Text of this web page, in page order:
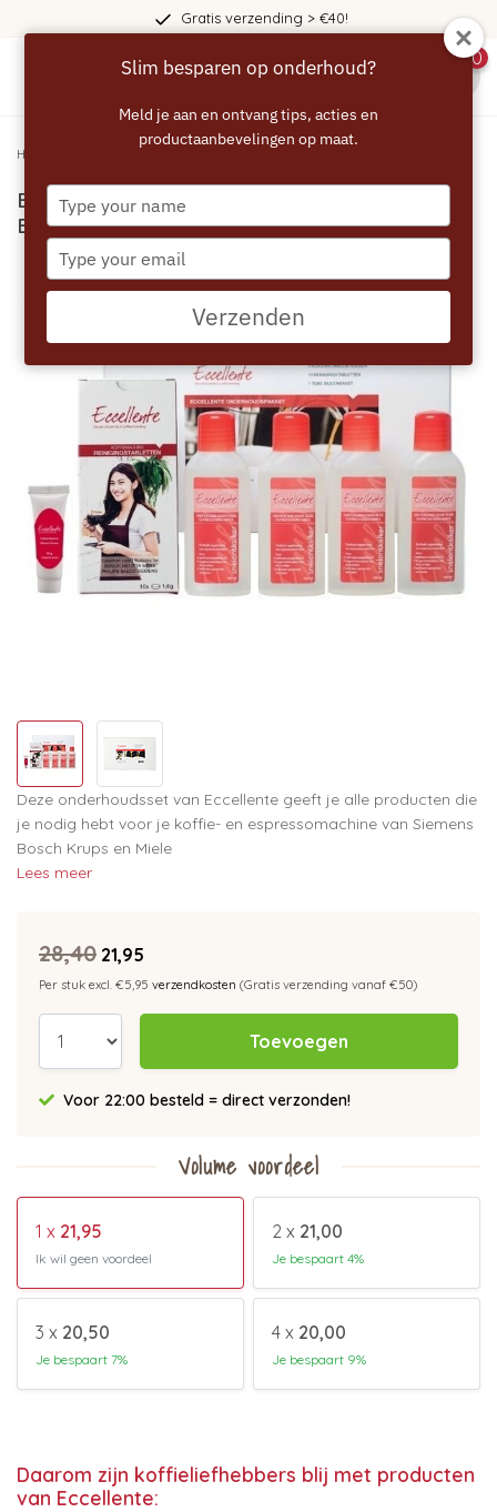
Gratis verzending > €40!
0
Home
ECCELLENTE Onderhoudspakket Siemens
Bosch Krups Miele
Deze onderhoudsset van Eccellente geeft je alle producten die
je nodig hebt voor je koffie- en espressomachine van Siemens
Bosch Krups en Miele
Lees meer
28,40 21,95
Per stuk excl. €5,95 verzendkosten (Gratis verzending vanaf €50)
Toevoegen
Voor 22:00 besteld = direct verzonden!
Volume voordeel
1 x 21,95
Ik wil geen voordeel
2 x 21,00
Je bespaart 4%
3 x 20,50
Je bespaart 7%
4 x 20,00
Je bespaart 9%
Daarom zijn koffieliefhebbers blij met producten
van Eccellente:
Slim besparen op onderhoud?
Meld je aan en ontvang tips, acties en
productaanbevelingen op maat.
Type
your
name
Type
your
email
Verzenden